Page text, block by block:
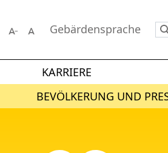
Gebärdensprache
KARRIERE
BEVÖLKERUNG UND